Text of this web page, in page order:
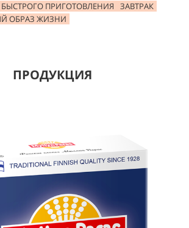
ПРИГОТОВЛЕНИЯ
ЗАВТРАК
ОБРАЗ ЖИЗНИ
ПРОДУКЦИЯ